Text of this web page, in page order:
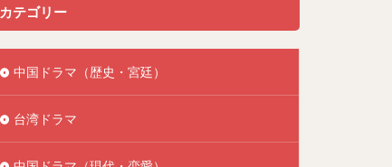
カテゴリー
中国ドラマ（歴史・宮廷）
台湾ドラマ